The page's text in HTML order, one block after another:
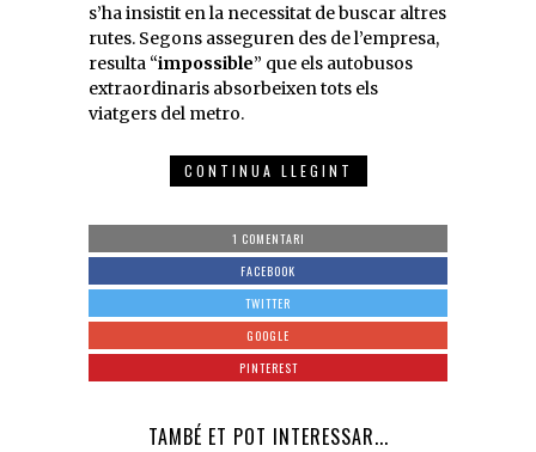
s’ha insistit en la necessitat de buscar altres
rutes. Segons asseguren des de l’empresa,
resulta “impossible” que els autobusos
extraordinaris absorbeixen tots els
viatgers del metro.
CONTINUA LLEGINT
1 COMENTARI
FACEBOOK
TWITTER
GOOGLE
PINTEREST
TAMBÉ ET POT INTERESSAR...